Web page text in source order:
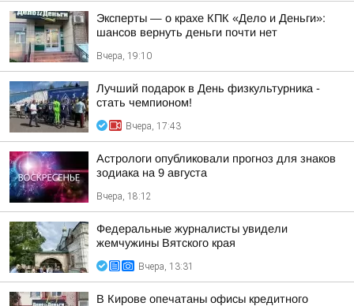
Эксперты — о крахе КПК «Дело и Деньги»:
шансов вернуть деньги почти нет
Вчера, 19:10
Лучший подарок в День физкультурника -
стать чемпионом!
Вчера, 17:43
Астрологи опубликовали прогноз для знаков
зодиака на 9 августа
Вчера, 18:12
Федеральные журналисты увидели
жемчужины Вятского края
Вчера, 13:31
В Кирове опечатаны офисы кредитного